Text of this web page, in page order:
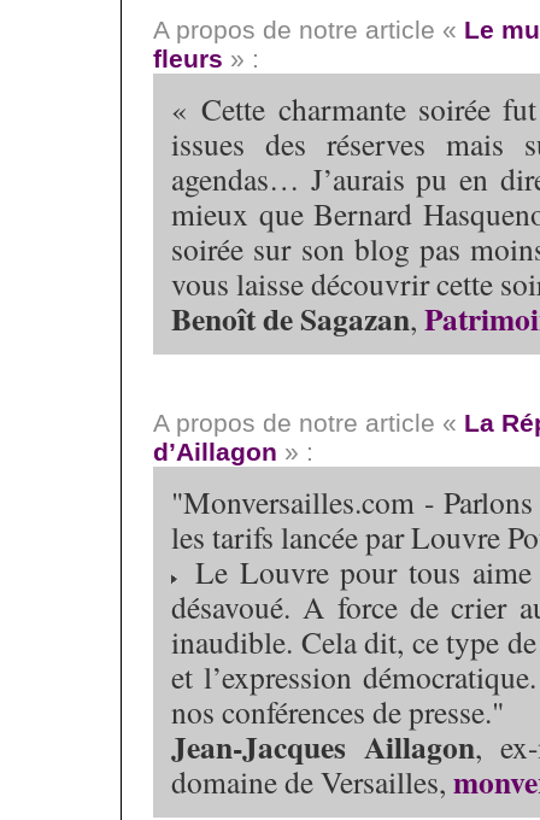
A propos de notre article « Le
fleurs » :
« Cette charmante soirée
issues des réserves mais
agendas… J’aurais pu en
mieux que Bernard
soirée sur son blog pas
vous laisse découvrir cette
Benoît de Sagazan,
A propos de notre article « La
d’Aillagon » :
"Monversailles.com -
les tarifs lancée par Louvre
Le Louvre pour tous
désavoué. A force de crier
inaudible. Cela dit, ce type
et l’expression
nos conférences de presse."
Jean-Jacques Aillagon,
domaine de Versailles,